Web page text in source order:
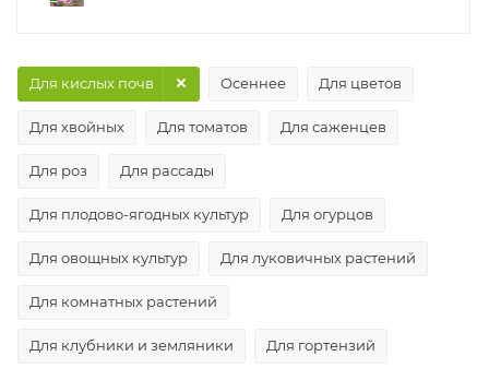
Для кислых почв Осеннее Для цветов
Для хвойных Для томатов Для саженцев
Для роз Для рассады
Для плодово-ягодных культур Для огурцов
Для овощных культур Для луковичных растений
Для комнатных растений
Для клубники и земляники Для гортензий